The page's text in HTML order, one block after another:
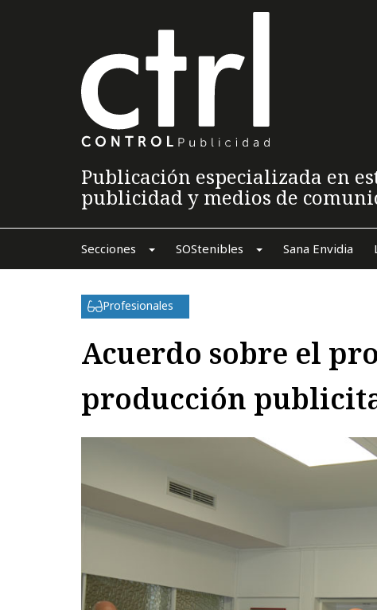
Publicación especializada en
publicidad y medios de
Secciones SOStenibles Sana Envidia
Profesionales
Acuerdo sobre el
producción